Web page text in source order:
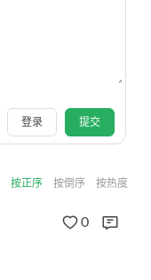
登录 提交
按正序 按倒序 按热度
0